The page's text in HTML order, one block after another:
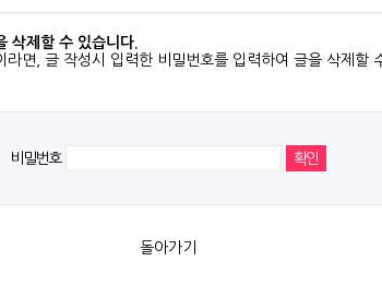
삭제할 수 있습니다.
라면, 글 작성시 입력한 비밀번호를 입력하여 글을 삭제할
비밀번호
돌아가기